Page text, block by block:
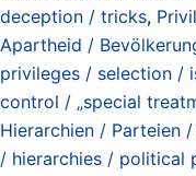
deception / tricks,
Apartheid /
privileges / selection /
control / „special
Hierarchien / Parteien
/ hierarchies / political